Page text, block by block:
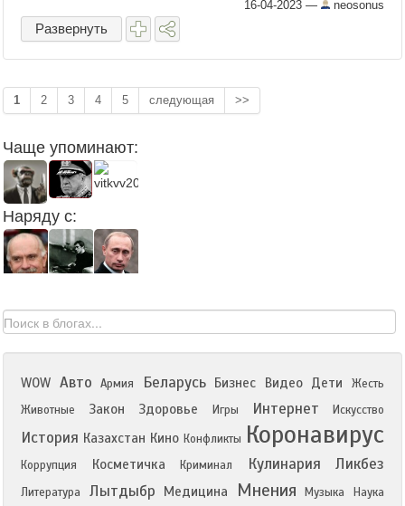
сожалеть. Нельзя помнить всё и ...
16-04-2023 — neosonus
Развернуть
1 2 3 4 5 следующая >>
Чаще упоминают:
Наряду с:
WOW Авто Армия Беларусь Бизнес Видео Дети
Жесть
Животные
Закон Здоровье Игры Интернет Искусство
История Казахстан Кино Конфликты Коронавирус
Коррупция Косметичка Криминал Кулинария Ликбез
Литература Лытдыбр Медицина Мнения Музыка Наука